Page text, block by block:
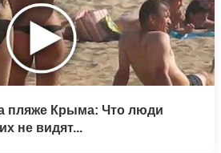
пляже Крыма: Что люди
не видят...